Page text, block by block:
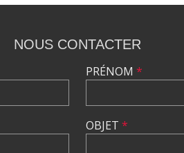
NOUS CONTACTER
PRÉNOM *
OBJET *